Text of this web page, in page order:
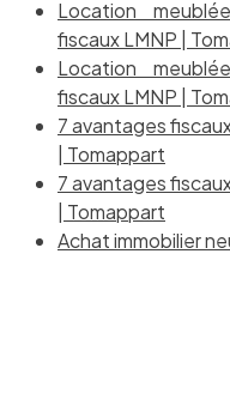
Location
fiscaux LMNP |
Location
fiscaux LMNP |
7 avantages
| Tomappart
7 avantages
| Tomappart
Achat immobilier